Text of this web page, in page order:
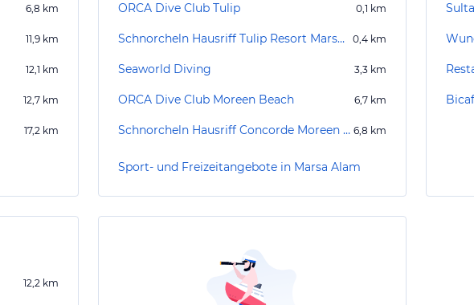
6,8 km
11,9 km
12,1 km
12,7 km
17,2 km
ORCA Dive Club Tulip 0,1 km
Schnorcheln Hausriff Tulip Resort Marsa Alam 0,4 km
Seaworld Diving 3,3 km
ORCA Dive Club Moreen Beach 6,7 km
Schnorcheln Hausriff Concorde Moreen Beach Resort & Spa 6,8 km
Sport- und Freizeitangebote in Marsa Alam
12,2 km